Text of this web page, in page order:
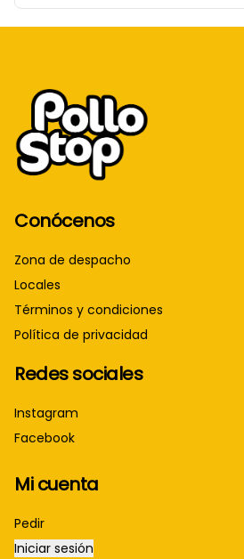
Conócenos
Zona de despacho
Locales
Términos y condiciones
Política de privacidad
Redes sociales
Instagram
Facebook
Mi cuenta
Pedir
Iniciar sesión